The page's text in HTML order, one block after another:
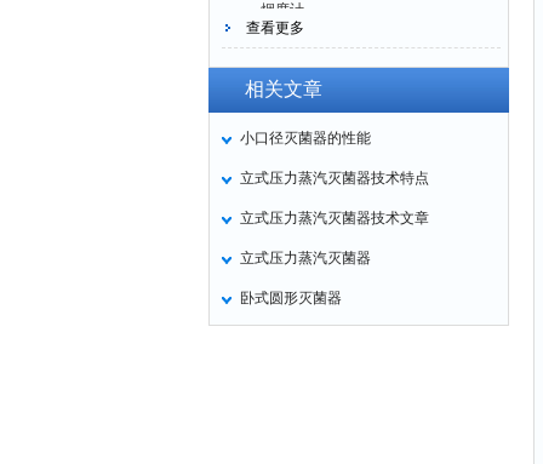
烟度计
四氟化硅测定仪
一氧化碳分析仪
二氧化硅测定仪
查看更多
相关文章
小口径灭菌器的性能
立式压力蒸汽灭菌器技术特点
立式压力蒸汽灭菌器技术文章
立式压力蒸汽灭菌器
卧式圆形灭菌器